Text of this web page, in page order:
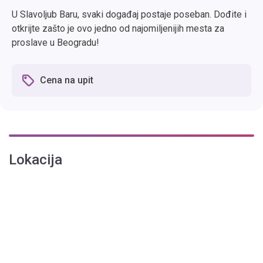
U Slavoljub Baru, svaki događaj postaje poseban. Dođite i
otkrijte zašto je ovo jedno od najomiljenijih mesta za
proslave u Beogradu!
Cena na upit
Lokacija